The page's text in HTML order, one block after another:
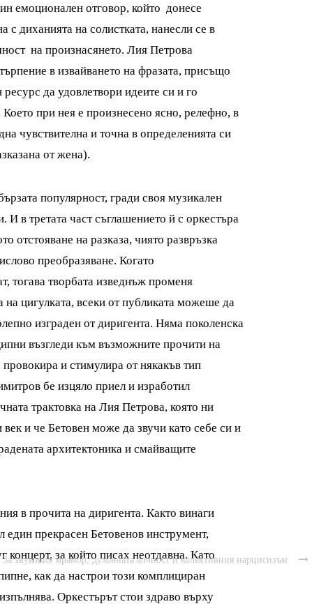

За звуковия мрамор, духовната алчност и колективния нарцисизъм
емоционален отговор, който донесе
с диханията на солистката, нанесли се в
на произнасянето. Лия Петрова
в извайването на фразата, присъщо
да удовлетвори идеите си и го
при нея е произнесено ясно, релефно, в
чувствителна и точна в определенията си
от жена).
популярност, гради своя музикален
И в третата част съглашението й с оркестъра
отстояване на разказа, чиято развръзка
преобразяване. Когато
тогава творбата изведнъж променя
на цигулката, всеки от публиката можеше да
изграден от диригента. Няма поколенска
възгледи към възможните прочити на
и стимулира от някакъв тип
бе изцяло приел и изработил
трактовка на Лия Петрова, която ни
и че Бетовен може да звучи като себе си и
архитектоника и смайващите
в прочита на диригента. Както винаги
прекрасен Бетовенов инструмент,
концерт, за който писах неотдавна. Като
как да настрои този комплициран
Оркестърът стои здраво върху